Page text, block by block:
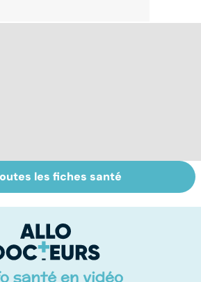
Variole du singe :
symptômes,
traitements
les fiches santé